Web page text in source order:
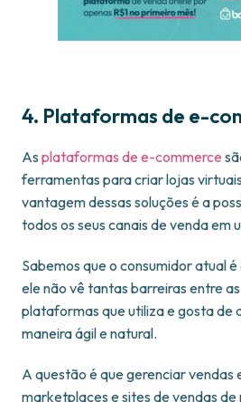
4. Plataformas de e-
As plataformas de e-commerce
ferramentas para criar lojas
vantagem dessas soluções é a
todos os seus canais de venda em
Sabemos que o consumidor atual
ele não vê tantas barreiras entre
plataformas que utiliza e gosta de
maneira ágil e natural.
A questão é que gerenciar vendas
marketplaces e sites de vendas de